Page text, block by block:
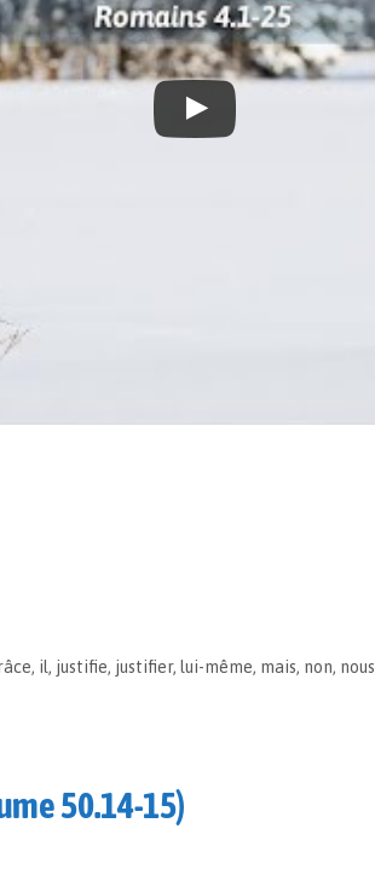
, il, justifie, justifier, lui-même, mais, non, nous
50.14-15)